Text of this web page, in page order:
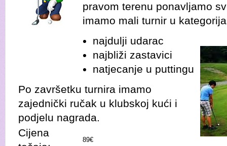
pravom terenu ponavljamo
imamo mali turnir u
najdulji udarac
najbliži zastavici
natjecanje u puttingu
Po završetku turnira imamo
zajednički ručak u klubskoj kući i
podjelu nagrada.
Cijena
89€